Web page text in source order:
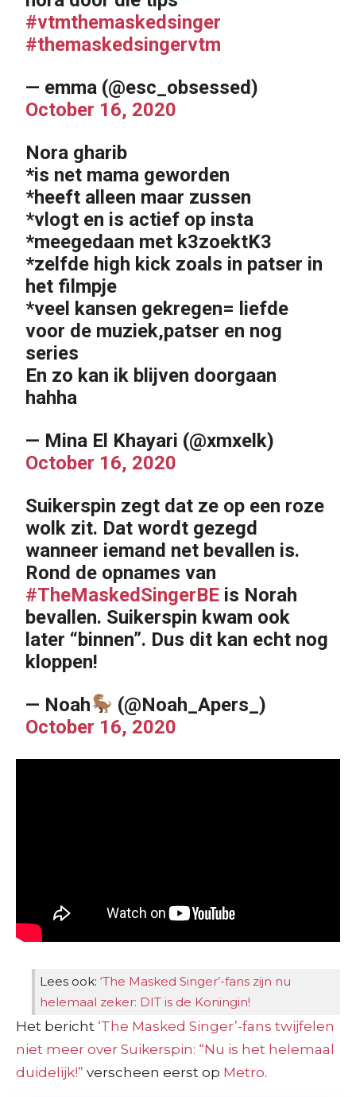
#vtmthemaskedsinger
#themaskedsingervtm
— emma (@esc_obsessed)
October 16, 2020
Nora gharib
*is net mama geworden
*heeft alleen maar zussen
*vlogt en is actief op insta
*meegedaan met k3zoektK3
*zelfde high kick zoals in patser in
het filmpje
*veel kansen gekregen= liefde
voor de muziek,patser en nog
series
En zo kan ik blijven doorgaan
hahha
— Mina El Khayari (@xmxelk)
October 16, 2020
Suikerspin zegt dat ze op een roze
wolk zit. Dat wordt gezegd
wanneer iemand net bevallen is.
Rond de opnames van
#TheMaskedSingerBE is Norah
bevallen. Suikerspin kwam ook
later “binnen”. Dus dit kan echt nog
kloppen!
— Noah
(@Noah_Apers_)
October 16, 2020
Lees ook: ‘The Masked Singer’-fans zijn nu
helemaal zeker: DIT is de Koningin!
Het bericht ‘The Masked Singer’-fans twijfelen
niet meer over Suikerspin: “Nu is het helemaal
duidelijk!” verscheen eerst op Metro.